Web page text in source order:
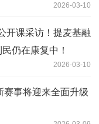
2026-03-10
开课采访！提麦基融
仍在康复中！
2026-03-10
赛事将迎来全面升级